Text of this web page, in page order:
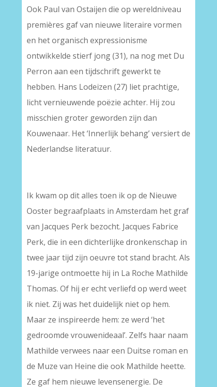
Ook Paul van Ostaijen die op wereldniveau
premières gaf van nieuwe literaire vormen
en het organisch expressionisme
ontwikkelde stierf jong (31), na nog met Du
Perron aan een tijdschrift gewerkt te
hebben. Hans Lodeizen (27) liet prachtige,
licht vernieuwende poëzie achter. Hij zou
misschien groter geworden zijn dan
Kouwenaar. Het ‘Innerlijk behang’ versiert de
Nederlandse literatuur.
Ik kwam op dit alles toen ik op de Nieuwe
Ooster begraafplaats in Amsterdam het graf
van Jacques Perk bezocht. Jacques Fabrice
Perk, die in een dichterlijke dronkenschap in
twee jaar tijd zijn oeuvre tot stand bracht. Als
19-jarige ontmoette hij in La Roche Mathilde
Thomas. Of hij er echt verliefd op werd weet
ik niet. Zij was het duidelijk niet op hem.
Maar ze inspireerde hem: ze werd ‘het
gedroomde vrouwenideaal’. Zelfs haar naam
Mathilde verwees naar een Duitse roman en
de Muze van Heine die ook Mathilde heette.
Ze gaf hem nieuwe levensenergie. De